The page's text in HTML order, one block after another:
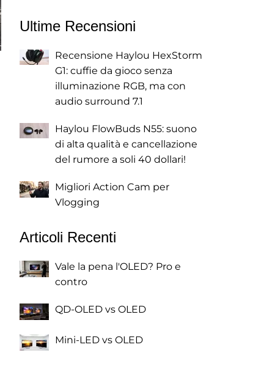
Ultime Recensioni
Recensione Haylou HexStorm
G1: cuffie da gioco senza
illuminazione RGB, ma con
audio surround 7.1
Haylou FlowBuds N55: suono
di alta qualità e cancellazione
del rumore a soli 40 dollari!
Migliori Action Cam per
Vlogging
Articoli Recenti
Vale la pena l'OLED? Pro e
contro
QD-OLED vs OLED
Mini-LED vs OLED